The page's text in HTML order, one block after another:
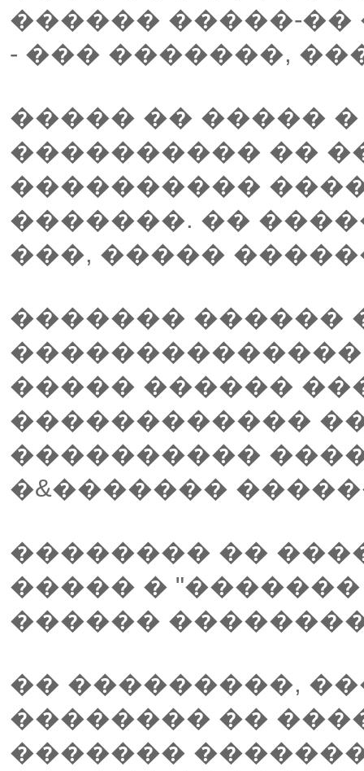
������ �����-��
- ��� �������,
����� �� �����
���������� ��
����������
�������. ��
���, �����
������� ������
����� ������
������������
����������
�&�������
�������� ��
����� � "�������
������
�� ���������,
�������� ��
�������